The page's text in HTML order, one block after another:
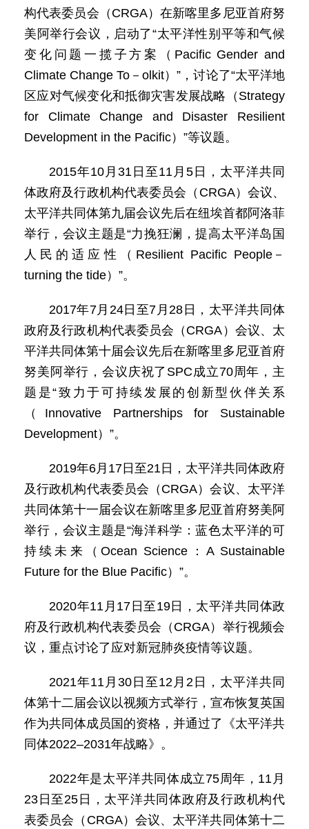
构代表委员会（CRGA）在新喀里多尼亚首府努
美阿举行会议，启动了“太平洋性别平等和气候
变化问题一揽子方案（Pacific Gender and
Climate Change To－olkit）”，讨论了“太平洋地
区应对气候变化和抵御灾害发展战略（Strategy
for Climate Change and Disaster Resilient
Development in the Pacific）”等议题。
2015年10月31日至11月5日，太平洋共同
体政府及行政机构代表委员会（CRGA）会议、
太平洋共同体第九届会议先后在纽埃首都阿洛菲
举行，会议主题是“力挽狂澜，提高太平洋岛国
人民的适应性（Resilient Pacific People－
turning the tide）”。
2017年7月24日至7月28日，太平洋共同体
政府及行政机构代表委员会（CRGA）会议、太
平洋共同体第十届会议先后在新喀里多尼亚首府
努美阿举行，会议庆祝了SPC成立70周年，主
题是“致力于可持续发展的创新型伙伴关系
（Innovative Partnerships for Sustainable
Development）”。
2019年6月17日至21日，太平洋共同体政府
及行政机构代表委员会（CRGA）会议、太平洋
共同体第十一届会议在新喀里多尼亚首府努美阿
举行，会议主题是“海洋科学：蓝色太平洋的可
持续未来（Ocean Science：A Sustainable
Future for the Blue Pacific）”。
2020年11月17日至19日，太平洋共同体政
府及行政机构代表委员会（CRGA）举行视频会
议，重点讨论了应对新冠肺炎疫情等议题。
2021年11月30日至12月2日，太平洋共同
体第十二届会议以视频方式举行，宣布恢复英国
作为共同体成员国的资格，并通过了《太平洋共
同体2022–2031年战略》。
2022年是太平洋共同体成立75周年，11月
23日至25日，太平洋共同体政府及行政机构代
表委员会（CRGA）会议、太平洋共同体第十二